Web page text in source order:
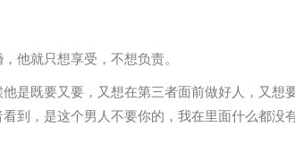
他就只想享受，不想负责。
是既要又要，又想在第三者面前做好人，又想
到，是这个男人不要你的，我在里面什么都没